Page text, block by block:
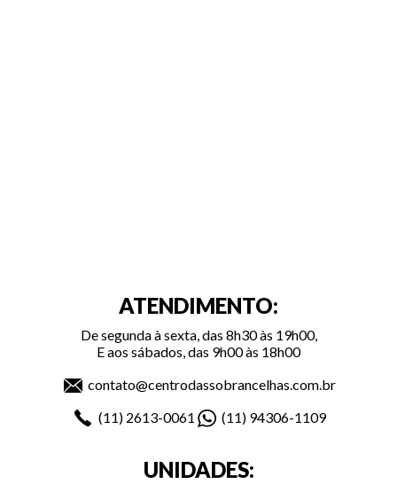
ATENDIMENTO:
De segunda à sexta, das 8h30 às 19h00,
E aos sábados, das 9h00 às 18h00
contato@centrodassobrancelhas.com.br
(11) 2613-0061 (11) 94306-1109
UNIDADES: